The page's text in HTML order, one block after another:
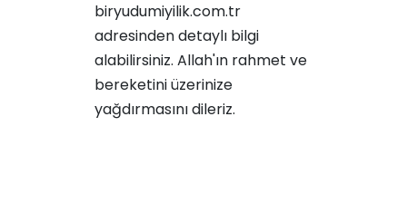
biryudumiyilik.com.tr
adresinden detaylı bilgi
alabilirsiniz. Allah'ın rahmet ve
bereketini üzerinize
yağdırmasını dileriz.